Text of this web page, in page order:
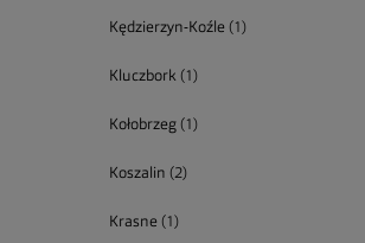
Kędzierzyn-Koźle (1)
Kluczbork(1)
Kołobrzeg(1)
Koszalin (2)
Krasne (1)